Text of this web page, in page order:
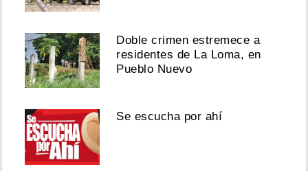
Doble crimen estremece a
residentes de La Loma, en
Pueblo Nuevo
Se escucha por ahí